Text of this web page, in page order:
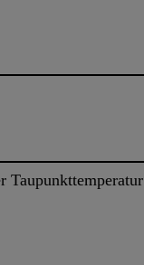
Taupunkttemperatur